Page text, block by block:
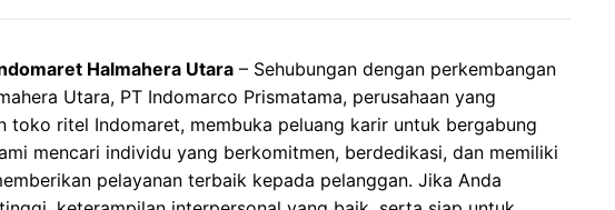
Halmahera Utara – Sehubungan dengan perkembangan
Utara, PT Indomarco Prismatama, perusahaan yang
toko ritel Indomaret, membuka peluang karir untuk bergabung
mencari individu yang berkomitmen, berdedikasi, dan memiliki
pelayanan terbaik kepada pelanggan. Jika Anda